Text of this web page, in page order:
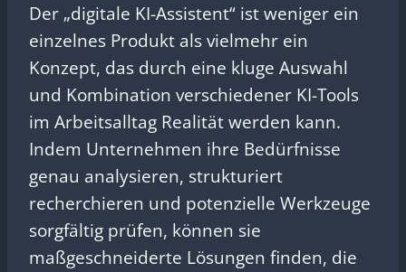
Der „digitale KI-Assistent“ ist weniger ein
einzelnes Produkt als vielmehr ein
Konzept, das durch eine kluge Auswahl
und Kombination verschiedener KI-Tools
im Arbeitsalltag Realität werden kann.
Indem Unternehmen ihre Bedürfnisse
genau analysieren, strukturiert
recherchieren und potenzielle Werkzeuge
sorgfältig prüfen, können sie
maßgeschneiderte Lösungen finden, die